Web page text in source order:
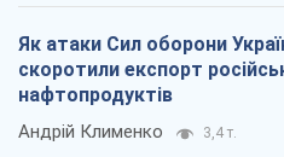
Як атаки Сил оборони
скоротили експорт
нафтопродуктів
Андрій Клименко 3,4 т.